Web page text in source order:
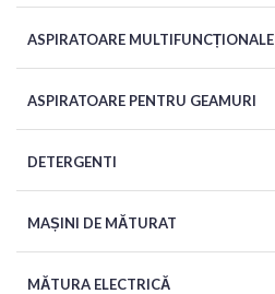
ASPIRATOARE MULTIFUNCȚIONALE
ASPIRATOARE PENTRU GEAMURI
DETERGENTI
MAȘINI DE MĂTURAT
MĂTURA ELECTRICĂ